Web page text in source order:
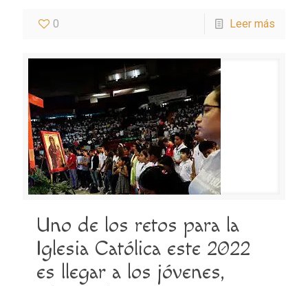
0 Leer más
Uno de los retos para la
Iglesia Católica este 2022
es llegar a los jóvenes,